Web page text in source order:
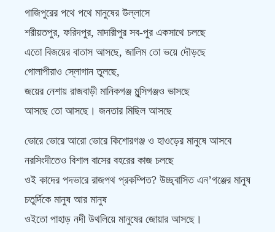
গাজিপুরের পথে পথে মানুষের উল্লাসে
শরীয়তপুর, ফরিদপুর, মাদারীপুর সব-পুর একসাথে চলছে
এতো বিজয়ের বাতাস আসছে, জালিম তো ভয়ে দৌড়ছে
গোলাপীরাও স্লোগান তুলছে,
জয়ের নেশায় রাজবাড়ী মানিকগঞ্জ মুন্সিগঞ্জও ভাসছে
আসছে তো আসছে। জনতার মিছিল আসছে
ভোরে ভোরে আরো ভোরে কিশোরগঞ্জ ও হাওড়ের মানুষে আসবে
নরসিংদীতেও বিশাল বাসের বহরের কাজ চলছে
ওই কাদের পদভারে রাজপথ প্রকম্পিত? উচ্ছ্বাসিত এন’গঞ্জের মানুষ
চতুর্দিকে মানুষ আর মানুষ
ওইতো পাহাড় নদী উথলিয়ে মানুষের জোয়ার আসছে।